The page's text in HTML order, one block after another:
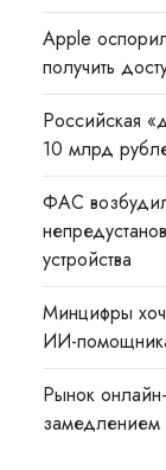
Apple
получить
Российская
10 млрд
ФАС
устройства
Минцифры
ИИ-
Рынок
замедлением